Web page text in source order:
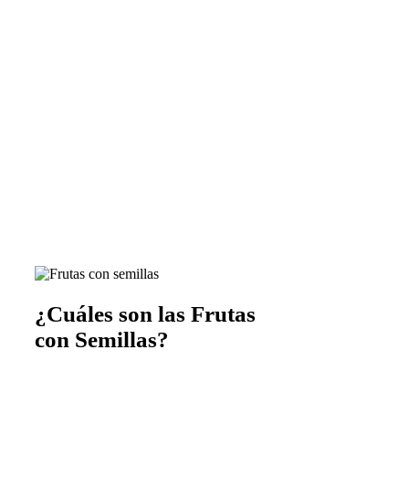
¿Cuáles son las Frutas
con Semillas?